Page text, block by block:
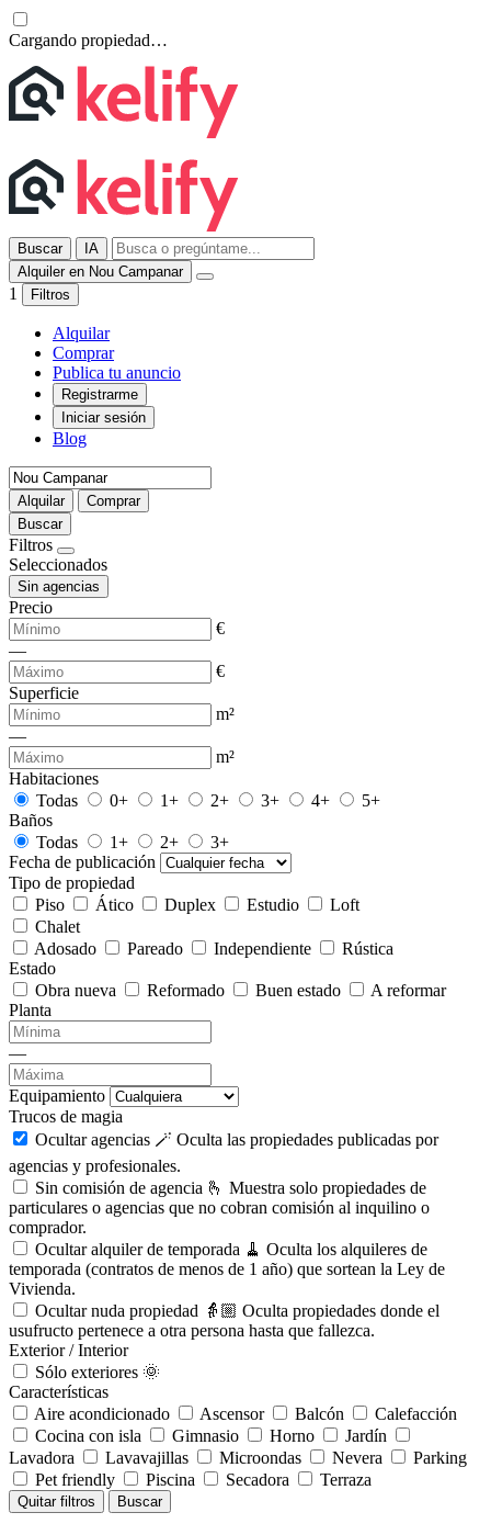
Cargando propiedad…
Buscar
IA
Alquiler en Nou Campanar
1 Filtros
Alquilar
Comprar
Publica tu anuncio
Registrarme
Iniciar sesión
Blog
Alquilar
Comprar
Buscar
Filtros
Seleccionados
Sin agencias
Precio
€
—
€
Superficie
m²
—
m²
Habitaciones
Todas
0+ 1+ 2+ 3+ 4+
5+
Baños
Todas
1+ 2+
3+
Fecha de publicación
Tipo de propiedad
Piso
Ático Duplex Estudio
Loft
Chalet
Adosado
Pareado Independiente
Rústica
Estado
Obra nueva
Reformado Buen estado
A reformar
Planta
—
Equipamiento
Trucos de magia
Ocultar agencias 🪄 Oculta las propiedades publicadas por
agencias y profesionales.
Sin comisión de agencia 🫰 Muestra solo propiedades de
particulares o agencias que no cobran comisión al inquilino o
comprador.
Ocultar alquiler de temporada 🧹 Oculta los alquileres de
temporada (contratos de menos de 1 año) que sortean la Ley de
Vivienda.
Ocultar nuda propiedad 👵🏼 Oculta propiedades donde el
usufructo pertenece a otra persona hasta que fallezca.
Exterior / Interior
Sólo exteriores 🌞
Características
Aire acondicionado
Ascensor Balcón
Calefacción
Cocina con isla
Gimnasio Horno
Jardín
Lavadora
Lavavajillas Microondas Nevera
Parking
Pet friendly
Piscina Secadora Terraza
Quitar filtros Buscar